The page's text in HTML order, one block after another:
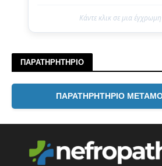
Κάντε κλικ σε μια
ΠΑΡΑΤΗΡΗΤΗΡΙΟ
ΠΑΡΑΤΗΡΗΤΗΡΙΟ